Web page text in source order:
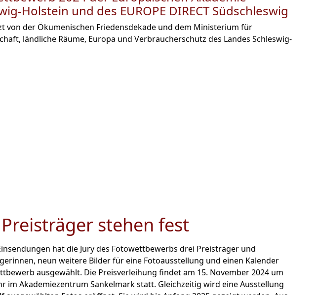
Holstein und des EUROPE DIRECT Südschleswig
von der Ökumenischen Friedensdekade und dem Ministerium für
ländliche Räume, Europa und Verbraucherschutz des Landes Schleswig-
stehen fest
hat die Jury des Fotowettbewerbs drei Preisträger und
neun weitere Bilder für eine Fotoausstellung und einen Kalender
ausgewählt. Die Preisverleihung findet am 15. November 2024 um
im Akademiezentrum Sankelmark statt. Gleichzeitig wird eine Ausstellung